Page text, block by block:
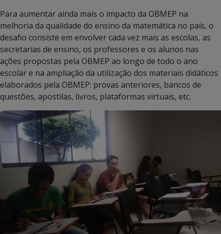
Para aumentar ainda mais o impacto da OBMEP na
melhoria da qualidade do ensino da matemática no país, o
desafio consiste em envolver cada vez mais as escolas, as
secretarias de ensino, os professores e os alunos nas
ações propostas pela OBMEP ao longo de todo o ano
escolar e na ampliação da utilização dos materiais didáticos
elaborados pela OBMEP: provas anteriores, bancos de
questões, apostilas, livros, plataformas virtuais, etc.